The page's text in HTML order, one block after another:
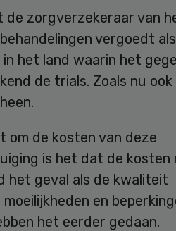
zorgverzekeraar van
vergoedt
het land waarin het
de trials. Zoals nu
om de kosten van deze
is het dat de kosten
het geval als de kwaliteit
en
het eerder gedaan.